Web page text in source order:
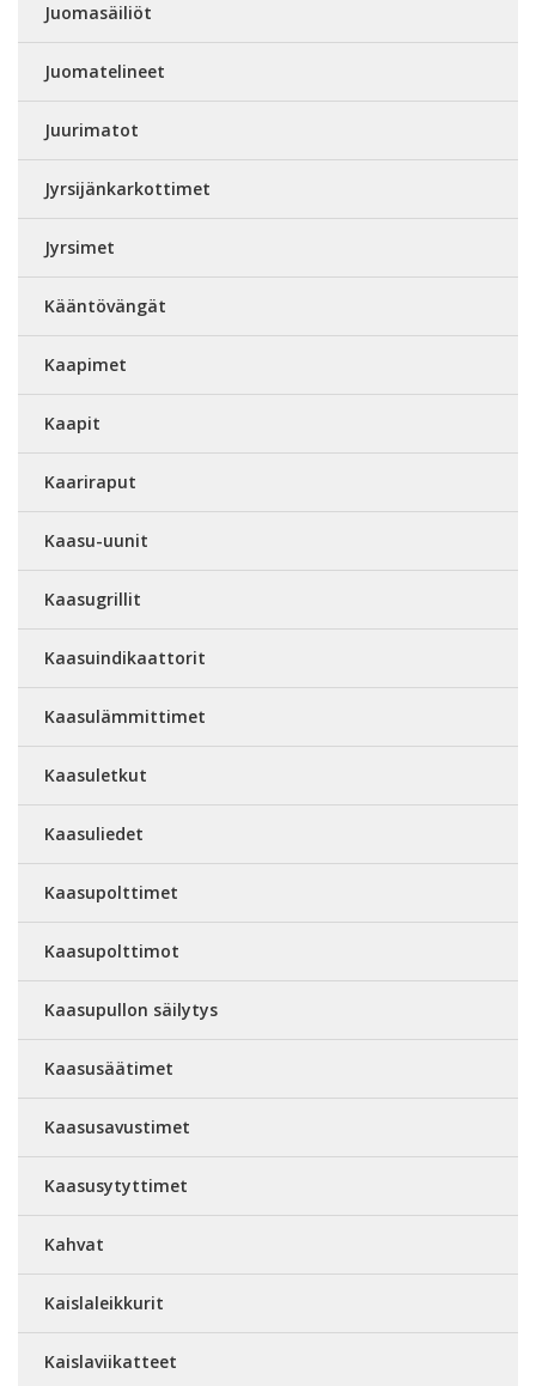
Juomasäiliöt
Juomatelineet
Juurimatot
Jyrsijänkarkottimet
Jyrsimet
Kääntövängät
Kaapimet
Kaapit
Kaariraput
Kaasu-uunit
Kaasugrillit
Kaasuindikaattorit
Kaasulämmittimet
Kaasuletkut
Kaasuliedet
Kaasupolttimet
Kaasupolttimot
Kaasupullon säilytys
Kaasusäätimet
Kaasusavustimet
Kaasusytyttimet
Kahvat
Kaislaleikkurit
Kaislaviikatteet